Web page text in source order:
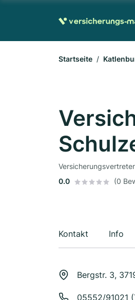
Startseite
0.0
(0
Kontakt Info
Bergstr. 3,
05552/91021